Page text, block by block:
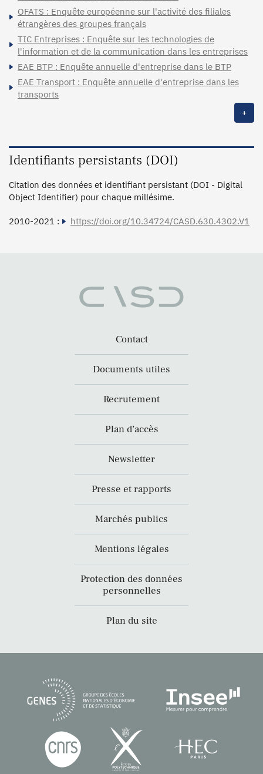
OFATS : Enquête européenne sur l'activité des filiales
étrangères des groupes français
TIC Entreprises : Enquête sur les technologies de
l'information et de la communication dans les entreprises
EAE BTP : Enquête annuelle d'entreprise dans le BTP
EAE Transport : Enquête annuelle d'entreprise dans les
transports
+
Identifiants persistants (DOI)
Citation des données et identifiant persistant (DOI - Digital
Object Identifier) pour chaque millésime.
2010-2021 : https://doi.org/10.34724/CASD.630.4302.V1
Contact
Documents utiles
Recrutement
Plan d’accès
Newsletter
Presse et rapports
Marchés publics
Mentions légales
Protection des données
personnelles
Plan du site